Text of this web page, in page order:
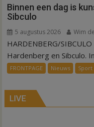
Binnen een dag is
Sibculo
5 augustus 2026 Wim
HARDENBERG/
Hardenberg en Sibculo.
FRONTPAGE Nieuws Sport
LIVE